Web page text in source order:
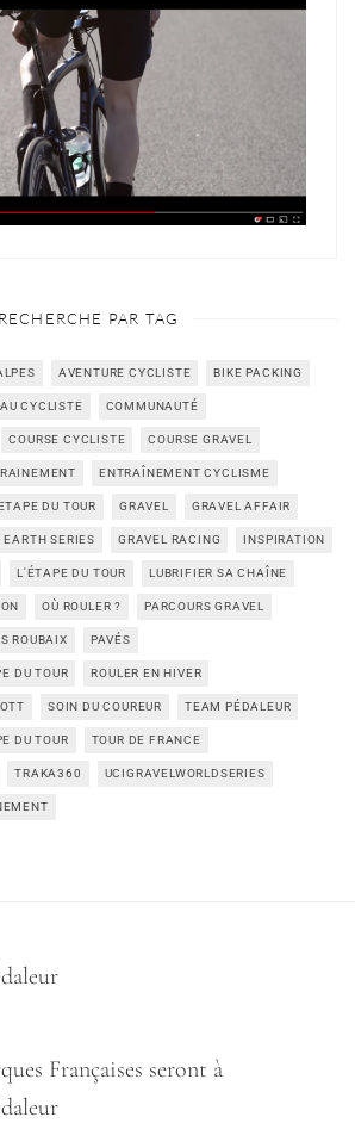
RECHERCHE PAR TAG
AVENTURE CYCLISTE BIKE PACKING
CYCLISTE COMMUNAUTÉ
COURSE CYCLISTE COURSE GRAVEL
ENTRAÎNEMENT CYCLISME
DU TOUR GRAVEL GRAVEL AFFAIR
EARTH SERIES GRAVEL RACING INSPIRATION
L'ÉTAPE DU TOUR LUBRIFIER SA CHAÎNE
OÙ ROULER ? PARCOURS GRAVEL
ROUBAIX PAVÉS
DU TOUR ROULER EN HIVER
SOIN DU COUREUR TEAM PÉDALEUR
DU TOUR TOUR DE FRANCE
TRAKA360 UCIGRAVELWORLDSERIES
Françaises seront à